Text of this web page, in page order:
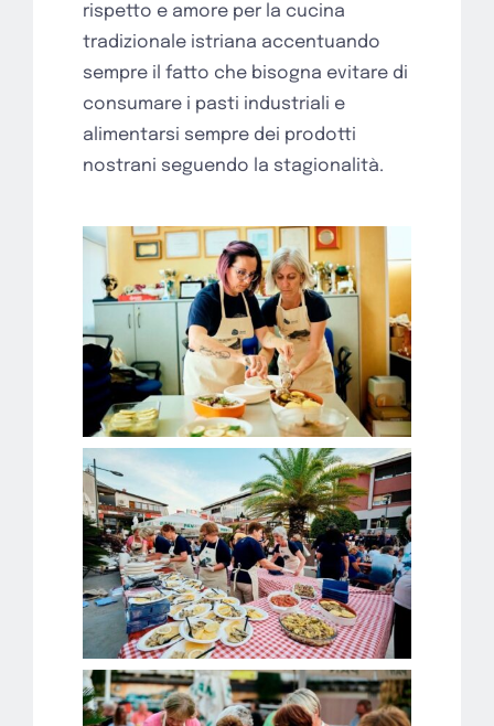
rispetto e amore per la cucina
tradizionale istriana accentuando
sempre il fatto che bisogna evitare di
consumare i pasti industriali e
alimentarsi sempre dei prodotti
nostrani seguendo la stagionalità.